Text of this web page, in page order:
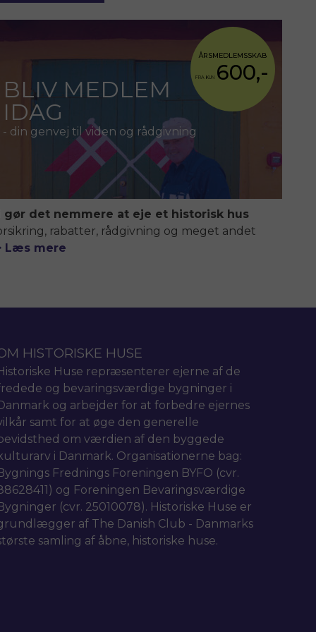
BLIV MEDLEM
IDAG
- din genvej til viden og rådgivning
ÅRSMEDLEMSSKAB
FRA KUN 600,-
gør det nemmere at eje et historisk hus
rabatter, rådgivning og meget andet
Læs mere
HISTORISKE HUSE
Huse repræsenterer ejerne af de
og bevaringsværdige bygninger i
og arbejder for at forbedre ejernes
samt for at øge den generelle
om værdien af den byggede
i Danmark. Organisationerne bag:
Frednings Foreningen BYFO (cvr.
og Foreningen Bevaringsværdige
(cvr. 25010078). Historiske Huse er
af The Danish Club - Danmarks
samling af åbne, historiske huse.